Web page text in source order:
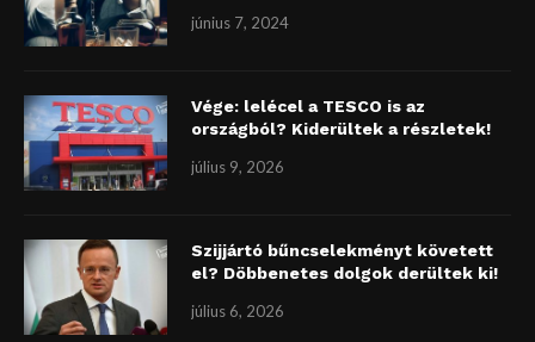
június 7, 2024
Vége: lelécel a TESCO is az
országból? Kiderültek a részletek!
július 9, 2026
Szijjártó bűncselekményt követett
el? Döbbenetes dolgok derültek ki!
július 6, 2026